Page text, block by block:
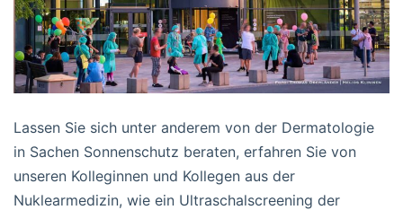
Lassen Sie sich unter anderem von der Dermatologie
in Sachen Sonnenschutz beraten, erfahren Sie von
unseren Kolleginnen und Kollegen aus der
Nuklearmedizin, wie ein Ultraschalscreening der